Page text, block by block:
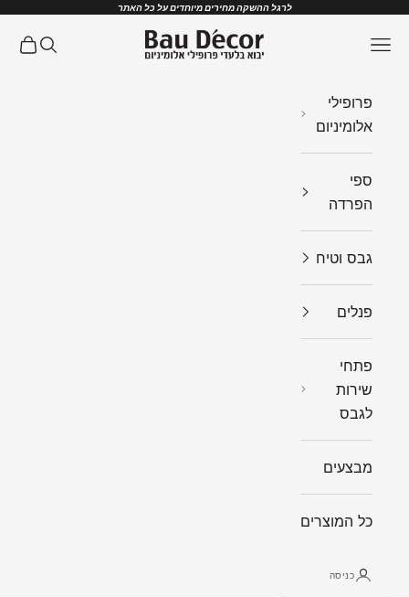
לרגל ההשקה מחירים מיוחדים על כל האתר
Bau Decor תפריט חיפושעגלת
פרופילי
אלומיניום
ספי
הפרדה
גבס וטיח
פנלים
פתחי
שירות
לגבס
מבצעים
כל המוצרים
כניסה